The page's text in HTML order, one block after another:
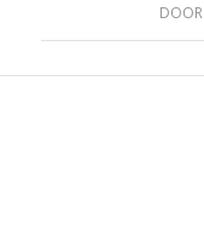
DOOR